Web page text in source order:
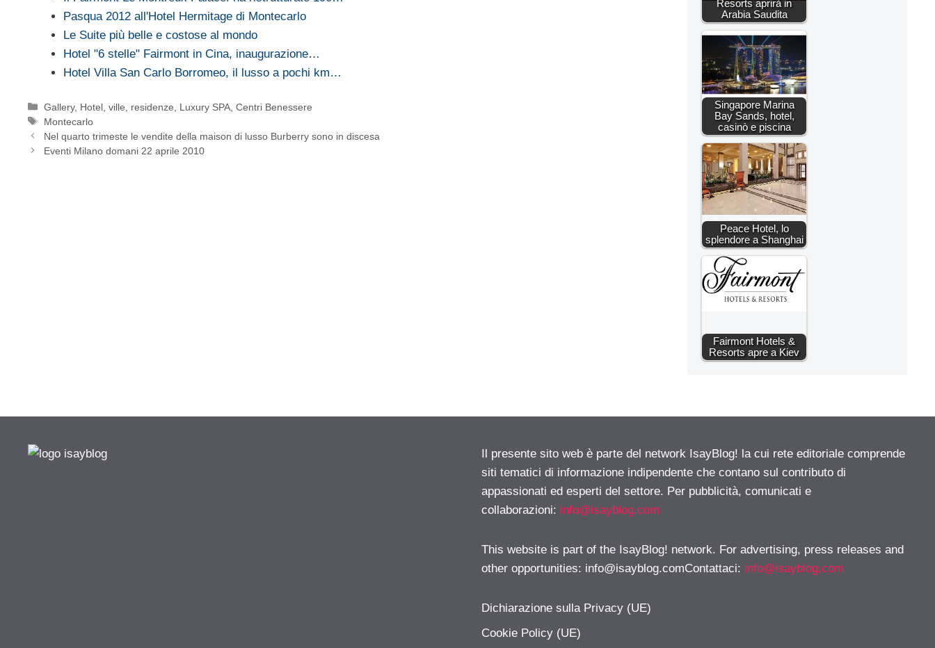
Pasqua 2012 all'Hotel Hermitage di Montecarlo
Le Suite più belle e costose al mondo
Hotel "6 stelle" Fairmont in Cina, inaugurazione…
Hotel Villa San Carlo Borromeo, il lusso a pochi km…
Categorie
Gallery, Hotel, ville, residenze
Luxury SPA, Centri Benessere
Tag
Montecarlo
Nel quarto trimeste le vendite della maison di lusso Burberry sono in discesa
Eventi Milano domani 22 aprile 2010
Resorts aprirà in
Arabia Saudita
Singapore Marina
Bay Sands, hotel,
casinò e piscina
Peace Hotel, lo
splendore a Shanghai
Fairmont Hotels &
Resorts apre a Kiev
Il presente sito web è parte del network IsayBlog! la cui rete editoriale comprende
siti tematici di informazione indipendente che contano sul contributo di
appassionati ed esperti del settore. Per pubblicità, comunicati e
collaborazioni: info@isayblog.com
This website is part of the IsayBlog! network. For advertising, press releases and
other opportunities: info@isayblog.comContattaci: info@isayblog.com
Dichiarazione sulla Privacy (UE)
Cookie Policy (UE)